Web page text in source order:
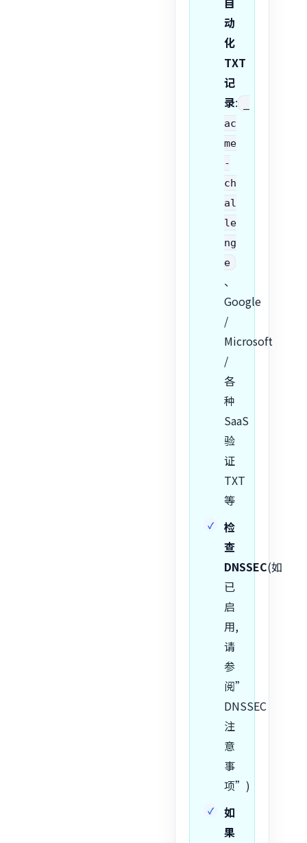
动
化
TXT
记
录:
ac
me
-
ch
al
le
ng
e
、
Google
/
Microsoft
/
各
种
SaaS
验
证
TXT
等
检
查
DNSSEC(如
已
启
用,
请
参
阅”
DNSSEC
注
意
事
项”)
如
果